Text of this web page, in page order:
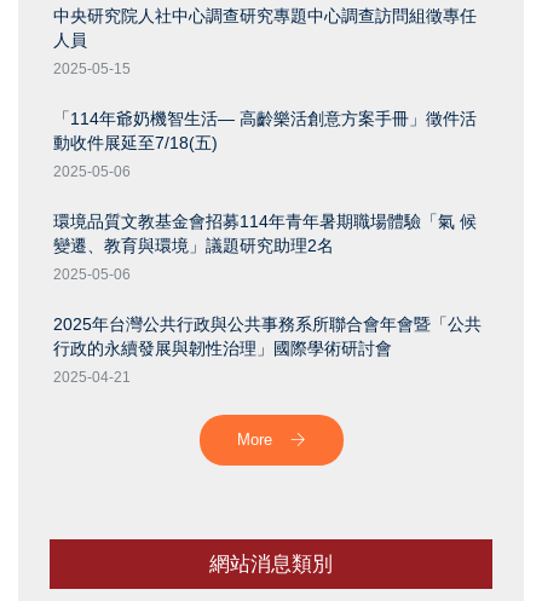
中央研究院人社中心調查研究專題中心調查訪問組徵專任
人員
2025-05-15
「114年爺奶機智生活— 高齡樂活創意方案手冊」徵件活
動收件展延至7/18(五)
2025-05-06
環境品質文教基金會招募114年青年暑期職場體驗「氣 候
變遷、教育與環境」議題研究助理2名
2025-05-06
2025年台灣公共行政與公共事務系所聯合會年會暨「公共
行政的永續發展與韌性治理」國際學術研討會
2025-04-21
More
網站消息類別